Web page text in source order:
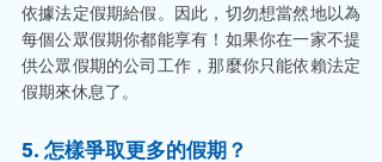
依據法定假期給假。因此，切勿想當然地以為
每個公眾假期你都能享有！如果你在一家不提
供公眾假期的公司工作，那麼你只能依賴法定
假期來休息了。
5. 怎樣爭取更多的假期？